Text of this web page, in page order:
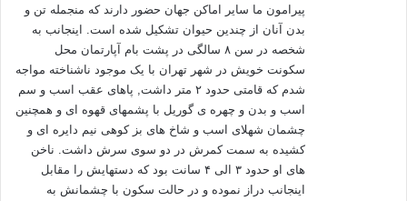
است، که از طرفی شیوه‌ی حرکت در مسیر تکامل را همانند
تابلوهای راهنمایی و رانندگی، قرار داده، تا گام به گام سرعت،
حرکت و خطرات مسیر حرکت را به او نمایاند، و از طرفی دیگر
ارزش‌ها و ضد ارزش‌ها، «حسنات» و «سیّئات» و یا «حُسن» و «قُبح»
که عقل قادر به تشخیص آن‌ها نیست، برای انسان محرز و آشکار
نموده است. در مقابل این مجموعه خدمات ارائه شده در دایره‌ی
اراده فردی مختار و مسؤول است، و هر «سیّئه‌ای» را که انجام دهد
در مقابل آن مسؤولیت دارد، و در صورت تخلف مشمول جریمه
می‌شود. و هر حسنه‌ای را که انجام می‌دهد، از پاداش آن بهره‌مند
پیرامون ما سایر اماکن جهان حضور دارند که منجمله تن و
بدن آنان از چندین حیوان تشکیل شده است. اینجانب به
شخصه در سن ۸ سالگی در پشت بام آپارتمان محل
سکونت خویش در شهر تهران با یک موجود ناشناخته مواجه
شدم که قامتی حدود ۲ متر داشت, پاهای عقب اسب و سم
اسب و بدن و چهره ی گوریل با پشمهای قهوه ای و همچنین
چشمان شهلای اسب و شاخ های بز کوهی نیم دایره ای و
کشیده به سمت کمرش در دو سوی سرش داشت. ناخن
های او حدود ۳ الی ۴ سانت بود که دستهایش را مقابل
اینجانب دراز نموده و در حالت سکون با چشمانش به